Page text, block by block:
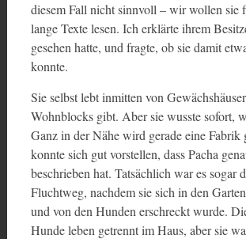
diesem Fall nicht sinnvoll – wir wollen sie
lange Texte lesen. Ich erklärte ihrem
gesehen hatte, und fragte, ob sie damit
konnte.
Sie selbst lebt inmitten von
Wohnblocks gibt. Aber sie wusste sofort,
Ganz in der Nähe wird gerade eine Fabrik
konnte sich gut vorstellen, dass Pacha
beschrieben hat. Tatsächlich war es sogar
Fluchtweg, nachdem sie sich in den
und von den Hunden erschreckt wurde.
Hunde leben getrennt im Haus, aber sie